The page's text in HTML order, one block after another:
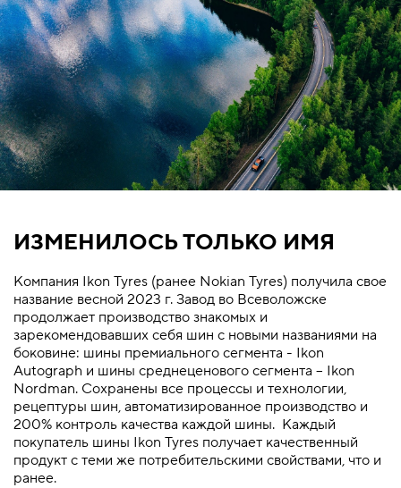
ИЗМЕНИЛОСЬ ТОЛЬКО ИМЯ
Компания Ikon Tyres (ранее Nokian Tyres) получила свое
название весной 2023 г. Завод во Всеволожске
продолжает производство знакомых и
зарекомендовавших себя шин с новыми названиями на
боковине: шины премиального сегмента - Ikon
Autograph и шины среднеценового сегмента – Ikon
Nordman. Сохранены все процессы и технологии,
рецептуры шин, автоматизированное производство и
200% контроль качества каждой шины. Каждый
покупатель шины Ikon Tyres получает качественный
продукт с теми же потребительскими свойствами, что и
ранее.